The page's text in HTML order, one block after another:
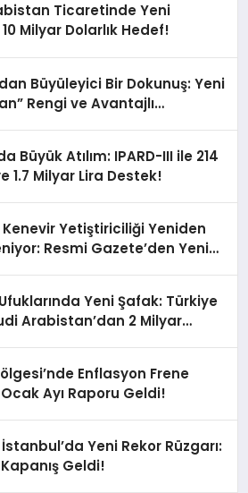
Ticaretinde Yeni
Milyar Dolarlık Hedef!
Büyüleyici Bir Dokunuş: Yeni
Rengi ve Avantajlı
Büyük Atılım: IPARD-III ile 214
1.7 Milyar Lira Destek!
Kenevir Yetiştiriciliği Yeniden
Resmi Gazete’den Yeni
Yeni Şafak: Türkiye
Arabistan’dan 2 Milyar
Enflasyon Frene
Ocak Ayı Raporu Geldi!
Yeni Rekor Rüzgarı:
Geldi!